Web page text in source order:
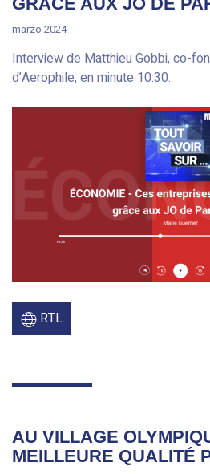
marzo 2024
Interview de Matthieu Gobbi, co-
d’Aerophile, en minute 10:30.
RTL
AU VILLAGE
MEILLEURE QUALITÉ